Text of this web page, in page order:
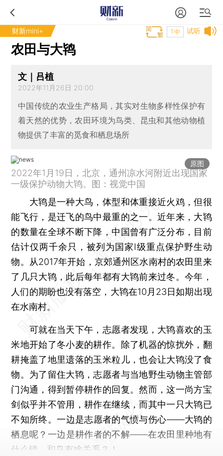
财新mini+ 试听
T中
农田与大鸨
文｜吕植
2022年11月26日 20:00
中国传统的农业生产格局，其实对生物多样性保护有
着天然的优势，农田环境为鸟类、昆虫和其他动物植
物提供了丰富的觅食和栖息场所
原图
2022年1月19日，北京，通州凉水河附近出现国家
一级保护动物大鸨。图：视觉中国
大鸨是一种大鸟，体型和体重接近火鸡，但很
能飞行，是迁飞的鸟中最重的之一。近年来，大鸨
的数量在全球不断下降，中国曾有广泛分布，目前
估计仅两千余只，被列为国家I级重点保护野生动
物。从2017年开始，京郊通州区水南村的农田里来
了几只大鸨，此后每年都有大鸨前来过冬。今年，
人们的期盼也没有落空，大鸨在10月23日如期出现
在水南村。
可就在当天下午，志愿者发现，大鸨喜欢的玉
米地开始了冬小麦的耕作。除了机器的惊扰外，翻
耕掩盖了地里遗落的玉米粒儿，也会让大鸨没了食
物。为了留住大鸨，志愿者与当地野生动物主管部
门沟通，得到暂停耕作的回复。然而，这一尚方宝
剑似乎并不管用，耕作在继续，而其中一只大鸨已
不知所终。一边是志愿者的气愤与伤心——大鸨的
栖息呢？一边是耕作者的不解——在农田里种地有
什么错，和鸟有啥关系？！